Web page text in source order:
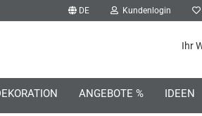
DE Kundenlogin
Ihr
ANGEBOTE % IDEEN